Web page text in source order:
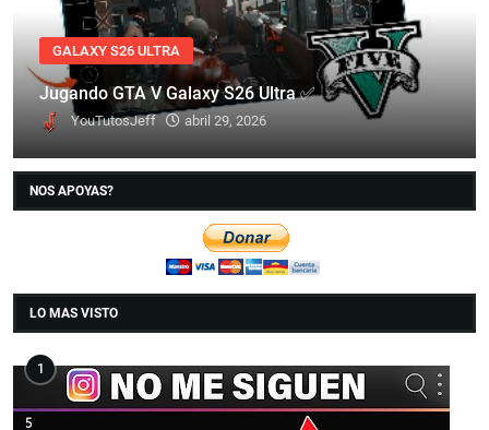
GALAXY S26 ULTRA
Jugando GTA V Galaxy S26 Ultra ✅
YouTutosJeff abril 29, 2026
NOS APOYAS?
LO MAS VISTO